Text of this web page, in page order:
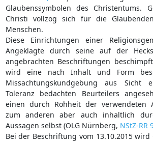
Glaubenssymbolen des Christentums.
Christi vollzog sich für die
Menschen.
Diese Einrichtungen einer
Angeklagte durch seine auf der
angebrachten Beschriftungen
wird eine nach Inhalt und Form
Missachtungskundgebung aus Sicht
Toleranz bedachten Beurteilers
einen durch Rohheit der verwendeten
zum anderen aber auch inhaltlich
Aussagen selbst (OLG Nürnberg, NStZ-RR
Bei der Beschriftung vom 13.10.2015